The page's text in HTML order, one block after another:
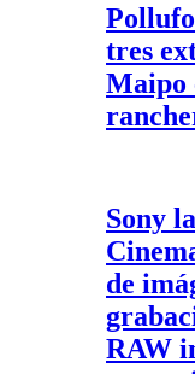
tres
Maipo
Sony
de
RAW